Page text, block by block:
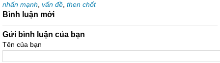
nhấn mạnh vấn đề then chốt
Bình luận mới
Gửi bình luận của bạn
Tên của bạn